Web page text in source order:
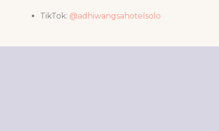
TikTok: @adhiwangsahotelsolo